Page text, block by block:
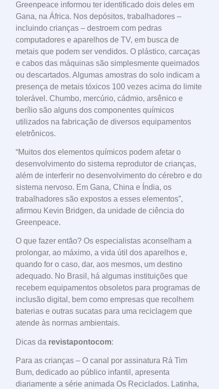
Greenpeace informou ter identificado dois deles em
Gana, na África. Nos depósitos, trabalhadores –
incluindo crianças – destroem com pedras
computadores e aparelhos de TV, em busca de
metais que podem ser vendidos. O plástico, carcaças
e cabos das máquinas são simplesmente queimados
ou descartados. Algumas amostras do solo indicam a
presença de metais tóxicos 100 vezes acima do limite
tolerável. Chumbo, mercúrio, cádmio, arsênico e
berílio são alguns dos componentes químicos
utilizados na fabricação de diversos equipamentos
eletrônicos.
“Muitos dos elementos químicos podem afetar o
desenvolvimento do sistema reprodutor de crianças,
além de interferir no desenvolvimento do cérebro e do
sistema nervoso. Em Gana, China e Índia, os
trabalhadores são expostos a esses elementos”,
afirmou Kevin Bridgen, da unidade de ciência do
Greenpeace.
O que fazer então? Os especialistas aconselham a
prolongar, ao máximo, a vida útil dos aparelhos e,
quando for o caso, dar, aos mesmos, um destino
adequado. No Brasil, há algumas instituições que
recebem equipamentos obsoletos para programas de
inclusão digital, bem como empresas que recolhem
baterias e outras sucatas para uma reciclagem que
atende às normas ambientais.
Dicas da revistapontocom:
Para as crianças – O canal por assinatura Rá Tim
Bum, dedicado ao público infantil, apresenta
diariamente a série animada Os Reciclados. Latinha,